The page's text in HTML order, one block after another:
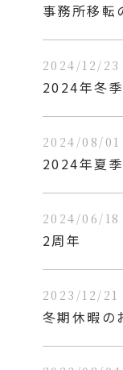
事務所移転
2024/12/23
2024年冬
2024/08/01
2024年夏
2024/06/18
2周年
2023/12/21
冬期休暇の